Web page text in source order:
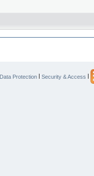
Data Protection | Security & Access |